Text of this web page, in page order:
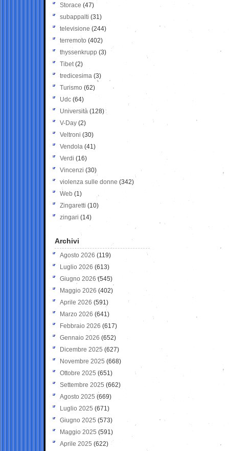
Storace (47)
subappalti (31)
televisione(244)
terremoto (402)
thyssenkrupp (3)
Tibet(2)
tredicesima (3)
Turismo (62)
Udc (64)
Università (128)
V-Day (2)
Veltroni (30)
Vendola (41)
Verdi (16)
Vincenzi (30)
violenza sulle donne (342)
Web (1)
Zingaretti (10)
zingari (14)
Archivi
Agosto 2026 (119)
Luglio 2026 (613)
Giugno 2026 (545)
Maggio 2026 (402)
Aprile 2026 (591)
Marzo 2026 (641)
Febbraio 2026 (617)
Gennaio 2026 (652)
Dicembre 2025 (627)
Novembre 2025 (668)
Ottobre 2025 (651)
Settembre 2025 (662)
Agosto 2025 (669)
Luglio 2025 (671)
Giugno 2025 (573)
Maggio 2025 (591)
Aprile 2025 (622)